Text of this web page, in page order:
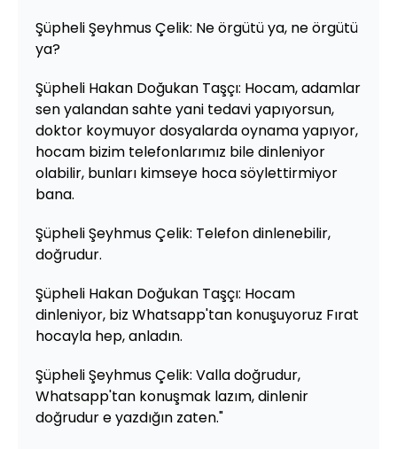
Şüpheli Şeyhmus Çelik: Ne örgütü ya, ne örgütü
ya?
Şüpheli Hakan Doğukan Taşçı: Hocam, adamlar
sen yalandan sahte yani tedavi yapıyorsun,
doktor koymuyor dosyalarda oynama yapıyor,
hocam bizim telefonlarımız bile dinleniyor
olabilir, bunları kimseye hoca söylettirmiyor
bana.
Şüpheli Şeyhmus Çelik: Telefon dinlenebilir,
doğrudur.
Şüpheli Hakan Doğukan Taşçı: Hocam
dinleniyor, biz Whatsapp'tan konuşuyoruz Fırat
hocayla hep, anladın.
Şüpheli Şeyhmus Çelik: Valla doğrudur,
Whatsapp'tan konuşmak lazım, dinlenir
doğrudur e yazdığın zaten."